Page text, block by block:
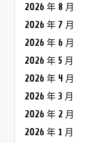
2026 年 8 月
2026 年 7 月
2026 年 6 月
2026 年 5 月
2026 年 4 月
2026 年 3 月
2026 年 2 月
2026 年 1 月